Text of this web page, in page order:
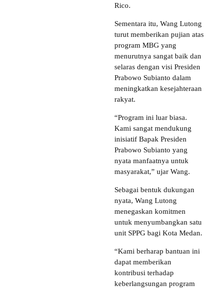
Rico.
Sementara itu, Wang Lutong
turut memberikan pujian atas
program MBG yang
menurutnya sangat baik dan
selaras dengan visi Presiden
Prabowo Subianto dalam
meningkatkan kesejahteraan
rakyat.
“Program ini luar biasa.
Kami sangat mendukung
inisiatif Bapak Presiden
Prabowo Subianto yang
nyata manfaatnya untuk
masyarakat,” ujar Wang.
Sebagai bentuk dukungan
nyata, Wang Lutong
menegaskan komitmen
untuk menyumbangkan satu
unit SPPG bagi Kota Medan.
“Kami berharap bantuan ini
dapat memberikan
kontribusi terhadap
keberlangsungan program